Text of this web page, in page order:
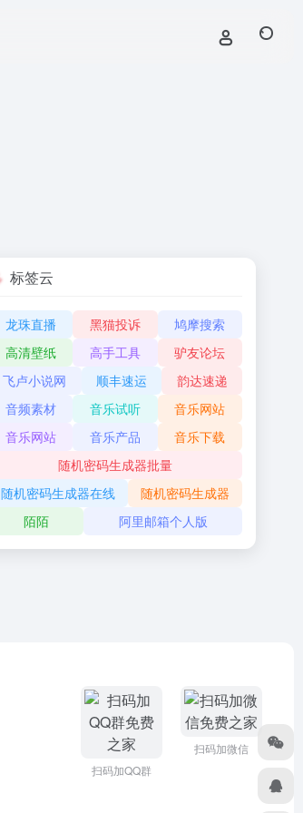
标签云
龙珠直播 黑猫投诉
鸠摩搜索
高清壁纸
高手工具
驴友论坛
飞卢小说网
顺丰速运
韵达速递
音频素材
音乐试听
音乐网站
音乐网站
音乐产品
音乐下载
随机密码生成器批量
随机密码生成器在线
随机密码生成器
陌陌
阿里邮箱个人版
扫码加QQ群
扫码加微信